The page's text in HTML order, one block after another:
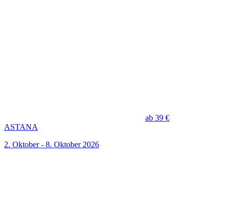
ab 39 €
ASTANA
2. Oktober - 8. Oktober 2026